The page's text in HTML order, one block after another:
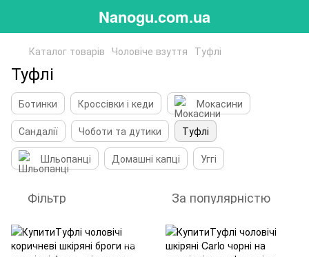
Nanogu.com.ua
Каталог товарів Чоловіче взуття Туфлі
Туфлі
Ботинки Кроссівки і кеди
Мокасини
Сандалії
Чоботи та дутики
Туфлі
Шльопанці
Домашні капці Уггі
Фільтр За популярністю